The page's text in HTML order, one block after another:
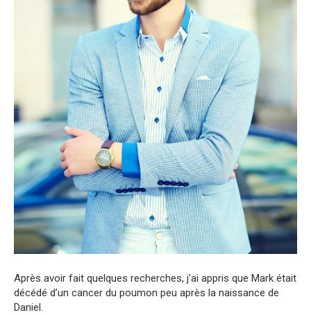
Après avoir fait quelques recherches, j’ai appris que Mark était
décédé d’un cancer du poumon peu après la naissance de
Daniel.